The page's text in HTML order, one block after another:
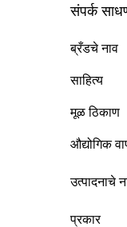
संपर्क
ब्रँडचे नाव
साहित्य
मूळ ठिकाण
औद्योगिक
उत्पादनाचे
प्रकार